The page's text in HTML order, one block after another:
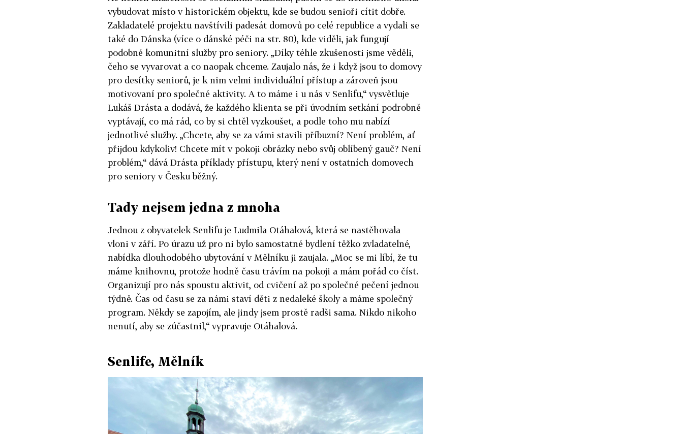
vybudovat místo v historickém objektu, kde se budou senioři cítit dobře.
Zakladatelé projektu navštívili padesát domovů po celé republice a vydali se
také do Dánska (více o dánské péči na str. 80), kde viděli, jak fungují
podobné komunitní služby pro seniory. „Díky téhle zkušenosti jsme věděli,
čeho se vyvarovat a co naopak chceme. Zaujalo nás, že i když jsou to domovy
pro desítky seniorů, je k nim velmi individuální přístup a zároveň jsou
motivovaní pro společné aktivity. A to máme i u nás v Senlifu,“ vysvětluje
Lukáš Drásta a dodává, že každého klienta se při úvodním setkání podrobně
vyptávají, co má rád, co by si chtěl vyzkoušet, a podle toho mu nabízí
jednotlivé služby. „Chcete, aby se za vámi stavili příbuzní? Není problém, ať
přijdou kdykoliv! Chcete mít v pokoji obrázky nebo svůj oblíbený gauč? Není
problém,“ dává Drásta příklady přístupu, který není v ostatních domovech
pro seniory v Česku běžný.
Tady nejsem jedna z mnoha
Jednou z obyvatelek Senlifu je Ludmila Otáhalová, která se nastěhovala
vloni v září. Po úrazu už pro ni bylo samostatné bydlení těžko zvladatelné,
nabídka dlouhodobého ubytování v Mělníku ji zaujala. „Moc se mi líbí, že tu
máme knihovnu, protože hodně času trávím na pokoji a mám pořád co číst.
Organizují pro nás spoustu aktivit, od cvičení až po společné pečení jednou
týdně. Čas od času se za námi staví děti z nedaleké školy a máme společný
program. Někdy se zapojím, ale jindy jsem prostě radši sama. Nikdo nikoho
nenutí, aby se zúčastnil,“ vypravuje Otáhalová.
Senlife, Mělník